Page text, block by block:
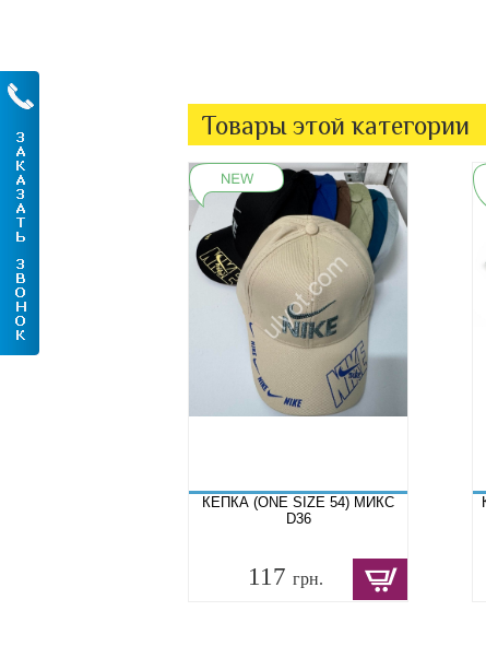
Товары этой категории
КЕПКА (ONE SIZE 54) МИКС
D36
117 грн.